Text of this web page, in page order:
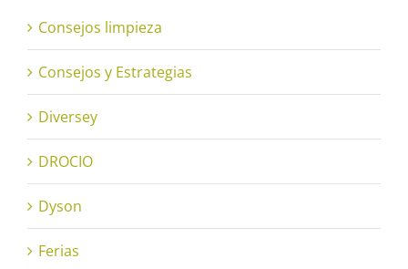
Consejos limpieza
Consejos y Estrategias
Diversey
DROCIO
Dyson
Ferias